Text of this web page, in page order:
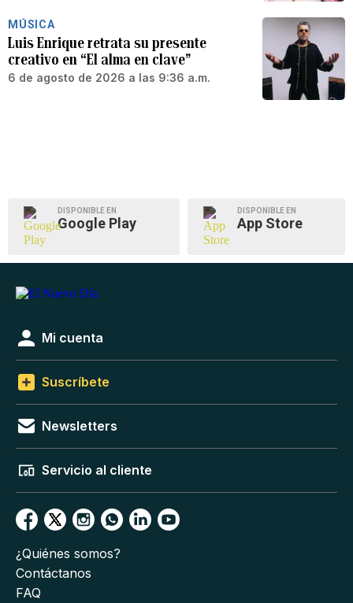
MÚSICA
Luis Enrique retrata su presente
creativo en “El alma en clave”
6 de agosto de 2026 a las 9:36 a.m.
DISPONIBLE EN
Google Play
DISPONIBLE EN
App Store
Mi cuenta
Suscríbete
Newsletters
Servicio al cliente
¿Quiénes somos?
Contáctanos
FAQ